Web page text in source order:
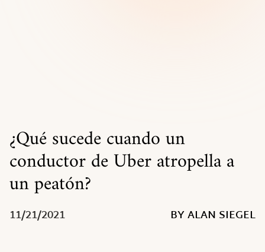
¿Qué sucede cuando un
conductor de Uber atropella a
un peatón?
11/21/2021 BY ALAN SIEGEL